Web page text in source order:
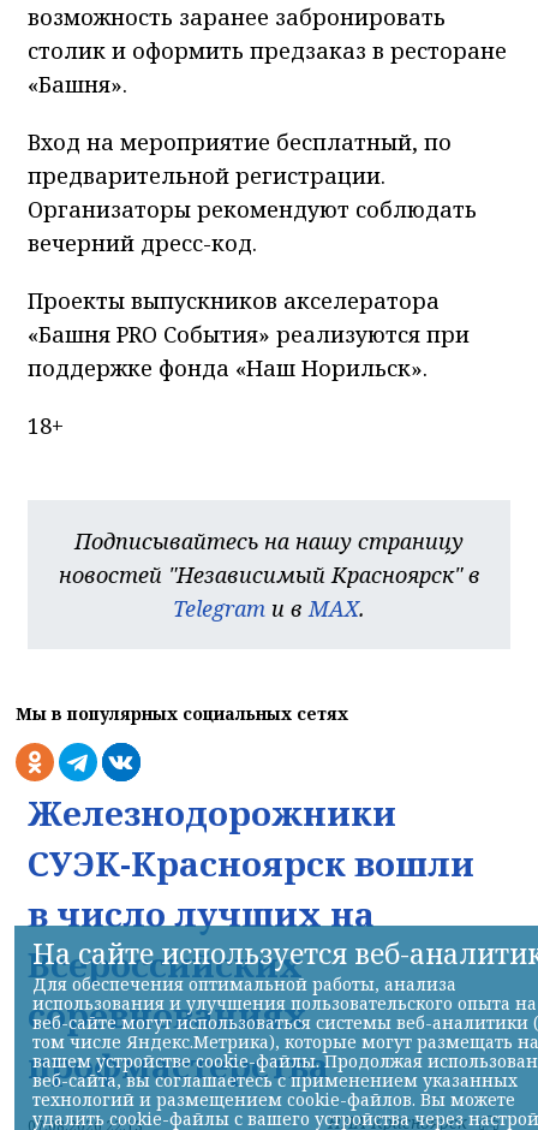
возможность заранее забронировать
столик и оформить предзаказ в ресторане
«Башня».
Вход на мероприятие бесплатный, по
предварительной регистрации.
Организаторы рекомендуют соблюдать
вечерний дресс-код.
Проекты выпускников акселератора
«Башня PRO События» реализуются при
поддержке фонда «Наш Норильск».
18+
Подписывайтесь на нашу страницу
новостей "Независимый Красноярск" в
Telegram и в MAX.
Мы в популярных социальных сетях
Железнодорожники
СУЭК-Красноярск вошли
в число лучших на
Всероссийских
соревнованиях
профмастерства
07.08.2026 22:13 НИА-Красноярск
На сайте используется веб-
Для обеспечения оптимальной работы, анализа
использования и улучшения пользовательского опыта на
веб-сайте могут использоваться системы веб-аналитики
том числе Яндекс.Метрика), которые могут размещать на
вашем устройстве cookie-файлы. Продолжая
веб-сайта, вы соглашаетесь с применением указанных
технологий и размещением cookie-файлов. Вы можете
удалить cookie-файлы с вашего устройства через